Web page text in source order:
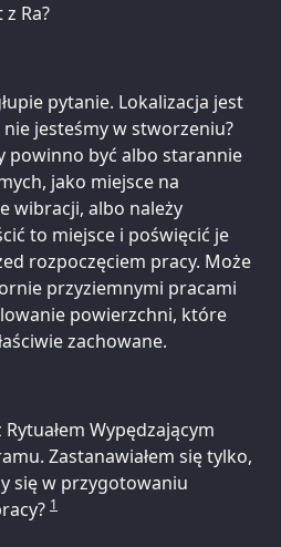
Ra?
pytanie. Lokalizacja jest
nie jesteśmy w stworzeniu?
powinno być albo starannie
jako miejsce na
wibracji, albo należy
to miejsce i poświęcić je
rozpoczęciem pracy. Może
przyziemnymi pracami
powierzchni, które
zachowane.
Wypędzającym
Zastanawiałem się tylko,
się w przygotowaniu
1